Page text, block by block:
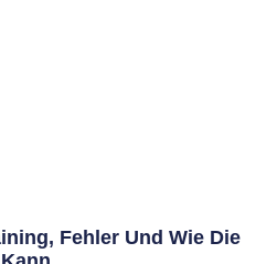
Fehler Und Wie Die